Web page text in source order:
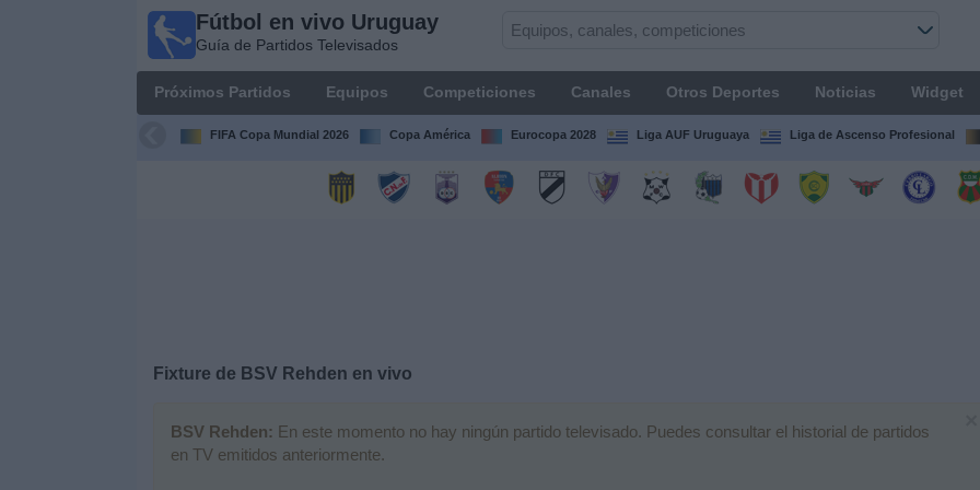
Fútbol en vivo Uruguay
Guía de Partidos Televisados
Próximos Partidos Equipos Competiciones Canales Otros Deportes Noticias Widget
FIFA Copa Mundial 2026 Copa América Eurocopa 2028 Liga AUF Uruguaya Liga de Ascenso Profesional
Fixture de BSV Rehden en vivo
BSV Rehden: En este momento no hay ningún partido televisado. Puedes consultar el historial de partidos
en TV emitidos anteriormente.
Uruguay